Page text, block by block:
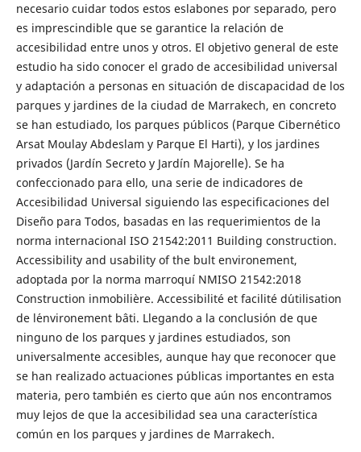
necesario cuidar todos estos eslabones por separado, pero
es imprescindible que se garantice la relación de
accesibilidad entre unos y otros. El objetivo general de este
estudio ha sido conocer el grado de accesibilidad universal
y adaptación a personas en situación de discapacidad de los
parques y jardines de la ciudad de Marrakech, en concreto
se han estudiado, los parques públicos (Parque Cibernético
Arsat Moulay Abdeslam y Parque El Harti), y los jardines
privados (Jardín Secreto y Jardín Majorelle). Se ha
confeccionado para ello, una serie de indicadores de
Accesibilidad Universal siguiendo las especificaciones del
Diseño para Todos, basadas en las requerimientos de la
norma internacional ISO 21542:2011 Building construction.
Accessibility and usability of the bult environement,
adoptada por la norma marroquí NMISO 21542:2018
Construction inmobilière. Accessibilité et facilité d´utilisation
de l´environement bâti. Llegando a la conclusión de que
ninguno de los parques y jardines estudiados, son
universalmente accesibles, aunque hay que reconocer que
se han realizado actuaciones públicas importantes en esta
materia, pero también es cierto que aún nos encontramos
muy lejos de que la accesibilidad sea una característica
común en los parques y jardines de Marrakech.